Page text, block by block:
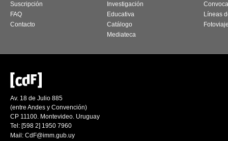
Suscripción
FAQ
Contacto
Investigación
Educativa
Catálogo
Mediateca
Líneas
Av. 18 de Julio 885
(entre Andes y Convención)
CP 11100. Montevideo. Uruguay
Tel: [598 2] 1950 7960
Mail: CdF@imm.gub.uy